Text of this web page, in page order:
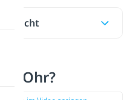
Ohr?